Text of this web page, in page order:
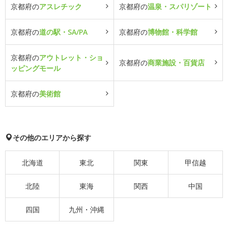
京都府のアスレチック 京都府の温泉・スパリゾート
京都府の道の駅・SA/PA 京都府の博物館・科学館
京都府のアウトレット・ショ
ッピングモール
京都府の商業施設・百貨店
京都府の美術館
その他のエリアから探す
北海道 東北 関東 甲信越
北陸 東海 関西 中国
四国 九州・沖縄